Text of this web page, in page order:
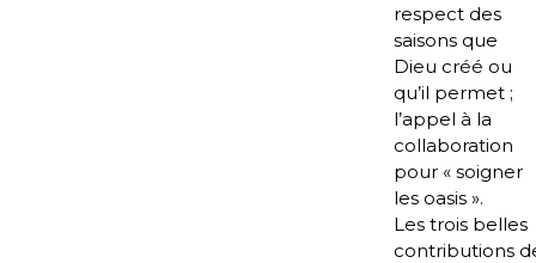
respect des
saisons que
Dieu créé ou
qu’il permet ;
l’appel à la
collaboration
pour « soigner
les oasis ».
Les trois belles
contributions